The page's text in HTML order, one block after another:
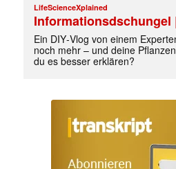
Mit dem
jede Woche
Mail
LifeScienceXplained
Informationsdschungel
Ein DIY‑Vlog von einem
noch mehr – und deine
du es besser erklären?